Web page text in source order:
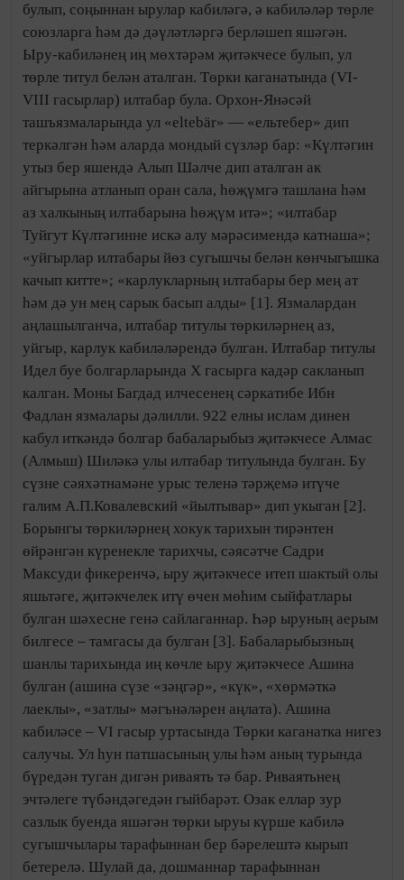
булып, соңыннан ырулар кабиләгә, ә кабиләләр төрле
союзларга һәм дә дәүләтләргә берләшеп яшәгән.
Ыру-кабиләнең иң мөхтәрәм җитәкчесе булып, ул
төрле титул белән аталган. Төрки каганатында (VI-
VIII гасырлар) илтабар була. Орхон-Янәсәй
ташъязмаларында ул «eltebär» — «ельтебер» дип
теркәлгән һәм аларда мондый сүзләр бар: «Күлтәгин
утыз бер яшендә Алып Шәлче дип аталган ак
айгырына атланып оран сала, һөҗүмгә ташлана һәм
аз халкының илтабарына һөҗүм итә»; «илтабар
Туйгут Күлтәгинне искә алу мәрәсимендә катнаша»;
«уйгырлар илтабары йөз сугышчы белән көнчыгышка
качып китте»; «карлукларның илтабары бер мең ат
һәм дә ун мең сарык басып алды» [1]. Язмалардан
аңлашылганча, илтабар титулы төркиләрнең аз,
уйгыр, карлук кабиләләрендә булган. Илтабар титулы
Идел буе болгарларында Х гасырга кадәр сакланып
калган. Моны Багдад илчесенең сәркатибе Ибн
Фадлан язмалары дәлилли. 922 елны ислам динен
кабул иткәндә болгар бабаларыбыз җитәкчесе Алмас
(Алмыш) Шиләкә улы илтабар титулында булган. Бу
сүзне сәяхәтнамәне урыс теленә тәрҗемә итүче
галим А.П.Ковалевский «йылтывар» дип укыган [2].
Борынгы төркиләрнең хокук тарихын тирәнтен
өйрәнгән күренекле тарихчы, сәясәтче Садри
Максуди фикеренчә, ыру җитәкчесе итеп шактый олы
яшьтәге, җитәкчелек итү өчен мөһим сыйфатлары
булган шәхесне генә сайлаганнар. Һәр ыруның аерым
билгесе – тамгасы да булган [3]. Бабаларыбызның
шанлы тарихында иң көчле ыру җитәкчесе Ашина
булган (ашина сүзе «зәңгәр», «күк», «хөрмәткә
лаеклы», «затлы» мәгънәләрен аңлата). Ашина
кабиләсе – VI гасыр уртасында Төрки каганатка нигез
салучы. Ул һун патшасының улы һәм аның турында
бүредән туган дигән риваять тә бар. Риваятьнең
эчтәлеге түбәндәгедән гыйбарәт. Озак еллар зур
сазлык буенда яшәгән төрки ыруы күрше кабилә
сугышчылары тарафыннан бер бәрелештә кырып
бетерелә. Шулай да, дошманнар тарафыннан